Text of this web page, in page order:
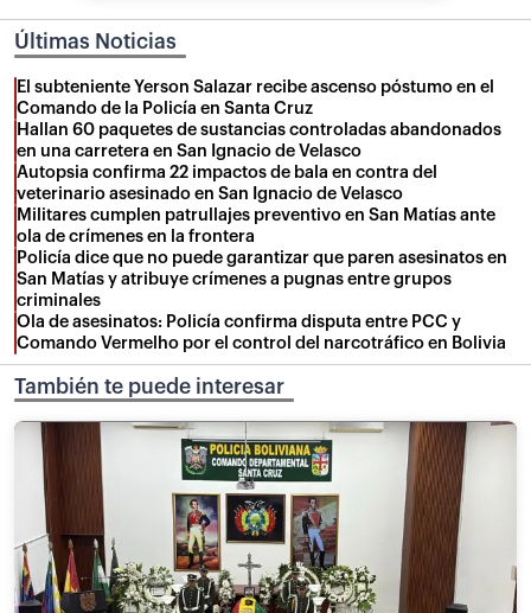
Últimas Noticias
El subteniente Yerson Salazar recibe ascenso póstumo en el
Comando de la Policía en Santa Cruz
Hallan 60 paquetes de sustancias controladas abandonados
en una carretera en San Ignacio de Velasco
Autopsia confirma 22 impactos de bala en contra del
veterinario asesinado en San Ignacio de Velasco
Militares cumplen patrullajes preventivo en San Matías ante
ola de crímenes en la frontera
Policía dice que no puede garantizar que paren asesinatos en
San Matías y atribuye crímenes a pugnas entre grupos
criminales
Ola de asesinatos: Policía confirma disputa entre PCC y
Comando Vermelho por el control del narcotráfico en Bolivia
También te puede interesar